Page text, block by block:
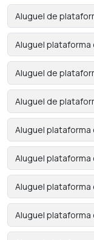
Aluguel de
Aluguel plataforma
Aluguel de
Aluguel de
Aluguel
Aluguel
Aluguel
Aluguel